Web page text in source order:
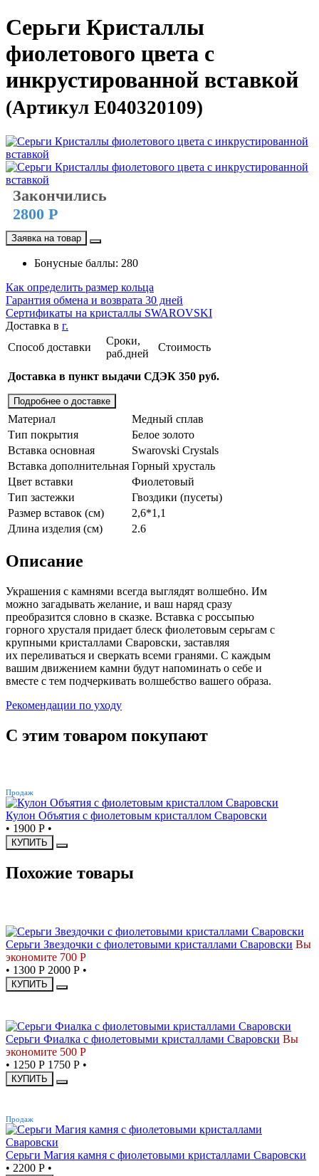
Серьги Кристаллы
фиолетового цвета с
инкрустированной вставкой
(Артикул E040320109)
Закончились
2800 Р
Заявка на товар
Бонусные баллы: 280
Как определить размер кольца
Гарантия обмена и возврата 30 дней
Сертификаты на кристаллы SWAROVSKI
Доставка в г.
Способ доставки
Сроки,
раб.дней
Стоимость
Доставка в пункт выдачи СДЭК 350 руб.
Подробнее о доставке
Материал
Медный сплав
Тип покрытия
Белое золото
Вставка основная
Swarovski Crystals
Вставка дополнительная Горный хрусталь
Цвет вставки
Фиолетовый
Тип застежки
Гвоздики (пусеты)
Размер вставок (см)
2,6*1,1
Длина изделия (см)
2.6
Описание
Украшения с камнями всегда выглядят волшебно. Им
можно загадывать желание, и ваш наряд сразу
преобразится словно в сказке. Вставка с россыпью
горного хрусталя придает блеск фиолетовым серьгам с
крупными кристаллами Сваровски, заставляя
их переливаться и сверкать всеми гранями. С каждым
вашим движением камни будут напоминать о себе и
вместе с тем подчеркивать волшебство вашего образа.
Рекомендации по уходу
С этим товаром покупают
Продаж
Кулон Объятия с фиолетовым кристаллом Сваровски
• 1900 Р •
КУПИТЬ
Похожие товары
Серьги Звездочки с фиолетовыми кристаллами Сваровски Вы
экономите 700 Р
• 1300 Р 2000 Р •
КУПИТЬ
Серьги Фиалка с фиолетовыми кристаллами Сваровски Вы
экономите 500 Р
• 1250 Р 1750 Р •
КУПИТЬ
Продаж
Серьги Магия камня с фиолетовыми кристаллами Сваровски
• 2200 Р •